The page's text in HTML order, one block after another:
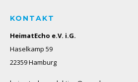
KONTAKT
HeimatEcho e.V. i.G.
Haselkamp 59
22359 Hamburg